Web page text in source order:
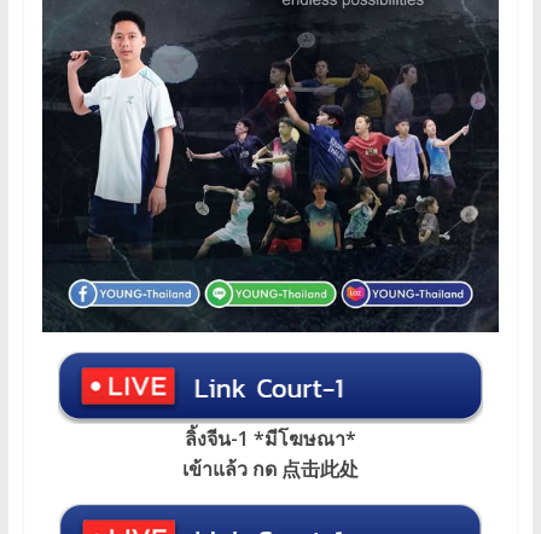
ลิ้งจีน-1 *มีโฆษณา*
เข้าแล้ว กด 点击此处